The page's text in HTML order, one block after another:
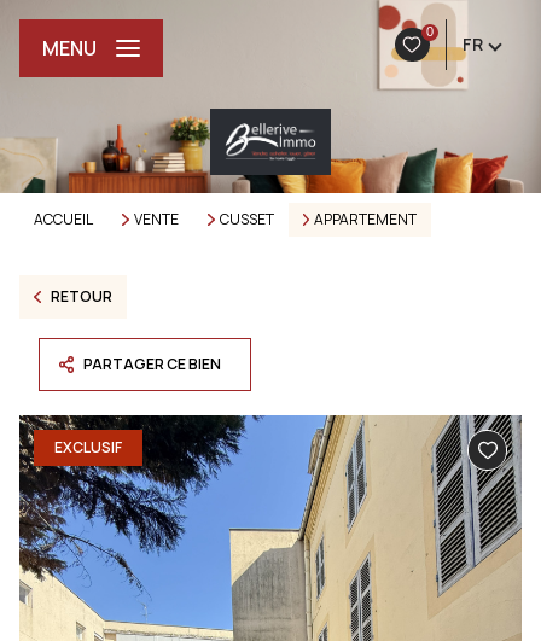
0
FR
MENU
ACCUEIL VENTE CUSSET APPARTEMENT
RETOUR
PARTAGER CE BIEN
EXCLUSIF